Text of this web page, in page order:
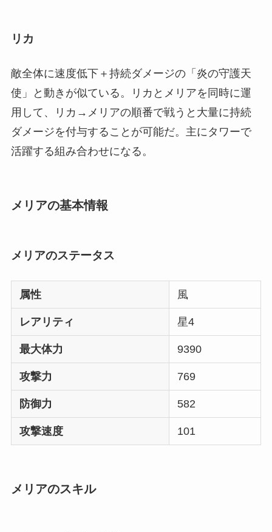
リカ
敵全体に速度低下＋持続ダメージの「炎の守護天
使」と動きが似ている。リカとメリアを同時に運
用して、リカ→メリアの順番で戦うと大量に持続
ダメージを付与することが可能だ。主にタワーで
活躍する組み合わせになる。
メリアの基本情報
メリアのステータス
属性 風
レアリティ 星4
最大体力 9390
攻撃力 769
防御力 582
攻撃速度 101
メリアのスキル